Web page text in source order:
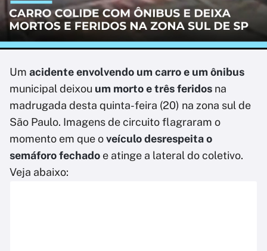
Um acidente envolvendo um carro e um ônibus
municipal deixou um morto e três feridos na
madrugada desta quinta-feira (20) na zona sul de
São Paulo. Imagens de circuito flagraram o
momento em que oveículo desrespeita o
semáforo fechado e atinge a lateral do coletivo.
Veja abaixo: